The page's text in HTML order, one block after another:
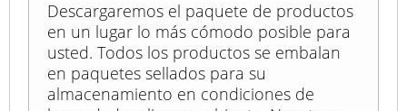
Descargaremos el paquete de productos
en un lugar lo más cómodo posible para
usted. Todos los productos se embalan
en paquetes sellados para su
almacenamiento en condiciones de